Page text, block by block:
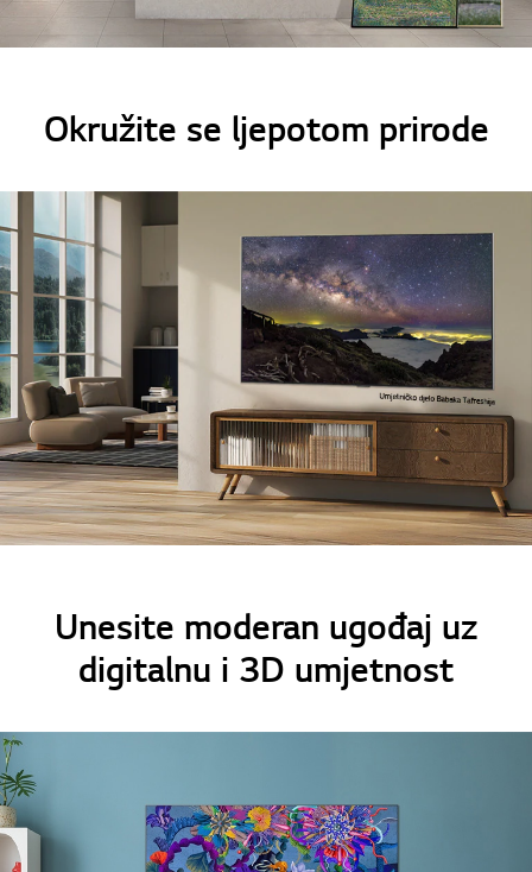
Okružite se ljepotom prirode
Unesite moderan ugođaj uz
digitalnu i 3D umjetnost